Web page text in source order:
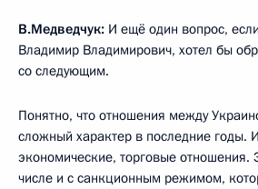
В.Медведчук: И ещё один вопрос,
Владимир Владимирович, хотел бы
со следующим.
Понятно, что отношения между
сложный характер в последние годы.
экономические, торговые отношения.
числе и с санкционным режимом,